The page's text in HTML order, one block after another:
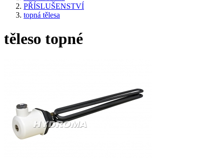
PŘÍSLUŠENSTVÍ
topná tělesa
těleso topné